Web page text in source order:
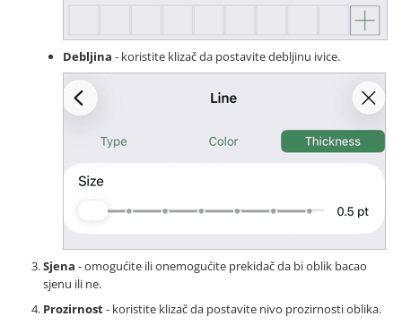
Debljina - koristite klizač da postavite debljinu ivice.
Sjena - omogućite ili onemogućite prekidač da bi oblik bacao
sjenu ili ne.
Prozirnost- koristite klizač da postavite nivo prozirnosti oblika.